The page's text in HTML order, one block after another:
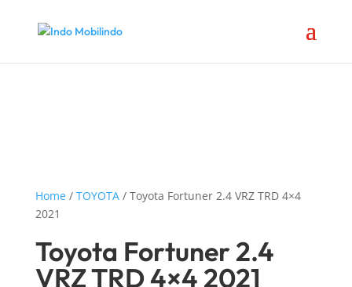
Home/ TOYOTA/ Toyota Fortuner 2.4 VRZ TRD 4×4
2021
Toyota Fortuner 2.4
VRZ TRD 4×4 2021